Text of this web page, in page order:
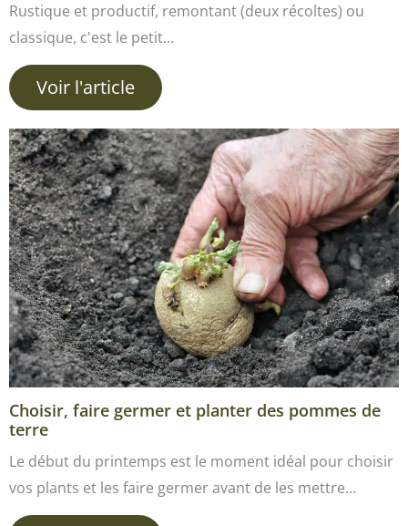
Rustique et productif, remontant (deux récoltes) ou
classique, c'est le petit…
Voir l'article
Choisir, faire germer et planter des pommes de
terre
Le début du printemps est le moment idéal pour choisir
vos plants et les faire germer avant de les mettre…